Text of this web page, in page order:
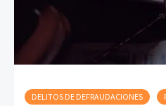
DELITOS DE DEFRAUDACIONES